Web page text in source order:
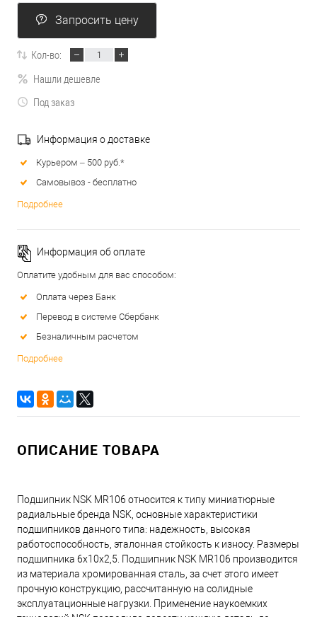
Запросить цену
Кол-во:
Нашли дешевле
Под заказ
Информация о доставке
Курьером – 500 руб.*
Самовывоз - бесплатно
Подробнее
Информация об оплате
Оплатите удобным для вас способом:
Оплата через Банк
Перевод в системе Сбербанк
Безналичным расчетом
Подробнее
ОПИСАНИЕ ТОВАРА
Подшипник NSK MR106 относится к типу миниатюрные
радиальные бренда NSK, основные характеристики
подшипников данного типа: надежность, высокая
работоспособность, эталонная стойкость к износу. Размеры
подшипника 6x10x2,5. Подшипник NSK MR106 производится
из материала хромированная сталь, за счет этого имеет
прочную конструкцию, рассчитанную на солидные
эксплуатационные нагрузки. Применение наукоемких